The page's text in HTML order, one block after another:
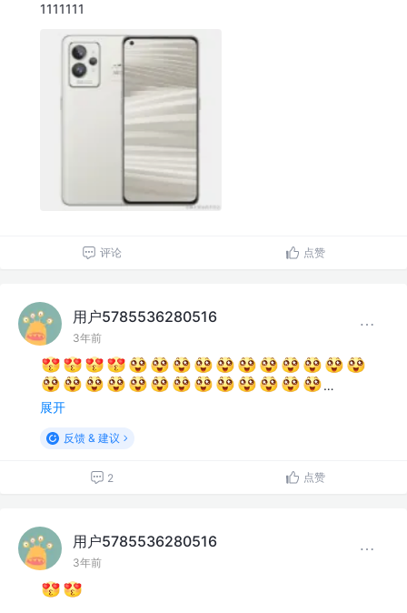
1111111
评论 点赞
用户5785536280516
3年前
…
展开
反馈 & 建议
2 点赞
用户5785536280516
3年前